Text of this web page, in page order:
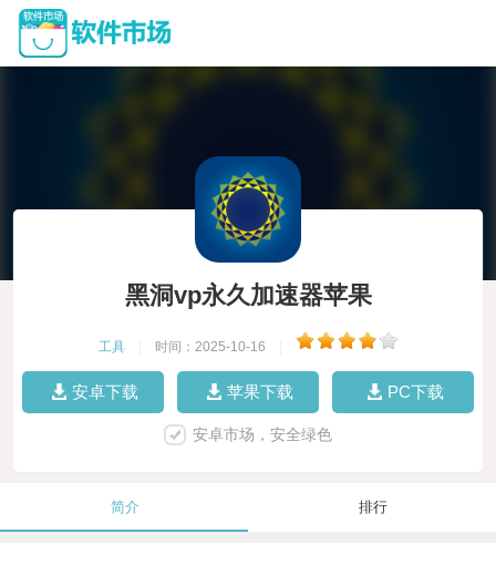
黑洞vp永久加速器苹果
工具 时间：2025-10-16
安卓下载 苹果下载 PC下载
安卓市场，安全绿色
简介 排行